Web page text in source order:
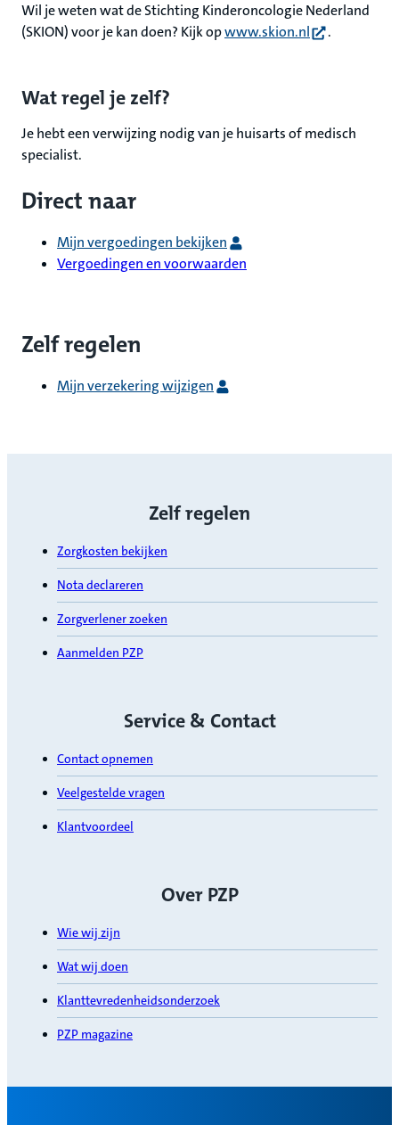
Wil je weten wat de Stichting Kinderoncologie Nederland
(SKION) voor je kan doen? Kijk opwww.skion.nl(opent in
.
Wat regel je zelf?
Je hebt een verwijzing nodig van je huisarts of medisch
specialist.
Direct naar
Mijn vergoedingen bekijken
Vergoedingen en voorwaarden
Zelf regelen
Mijn verzekering wijzigen
Zelf regelen
Zorgkosten bekijken
Nota declareren
Zorgverlener zoeken
Aanmelden PZP
Service & Contact
Contact opnemen
Veelgestelde vragen
Klantvoordeel
Over PZP
Wie wij zijn
Wat wij doen
Klanttevredenheidsonderzoek
PZP magazine